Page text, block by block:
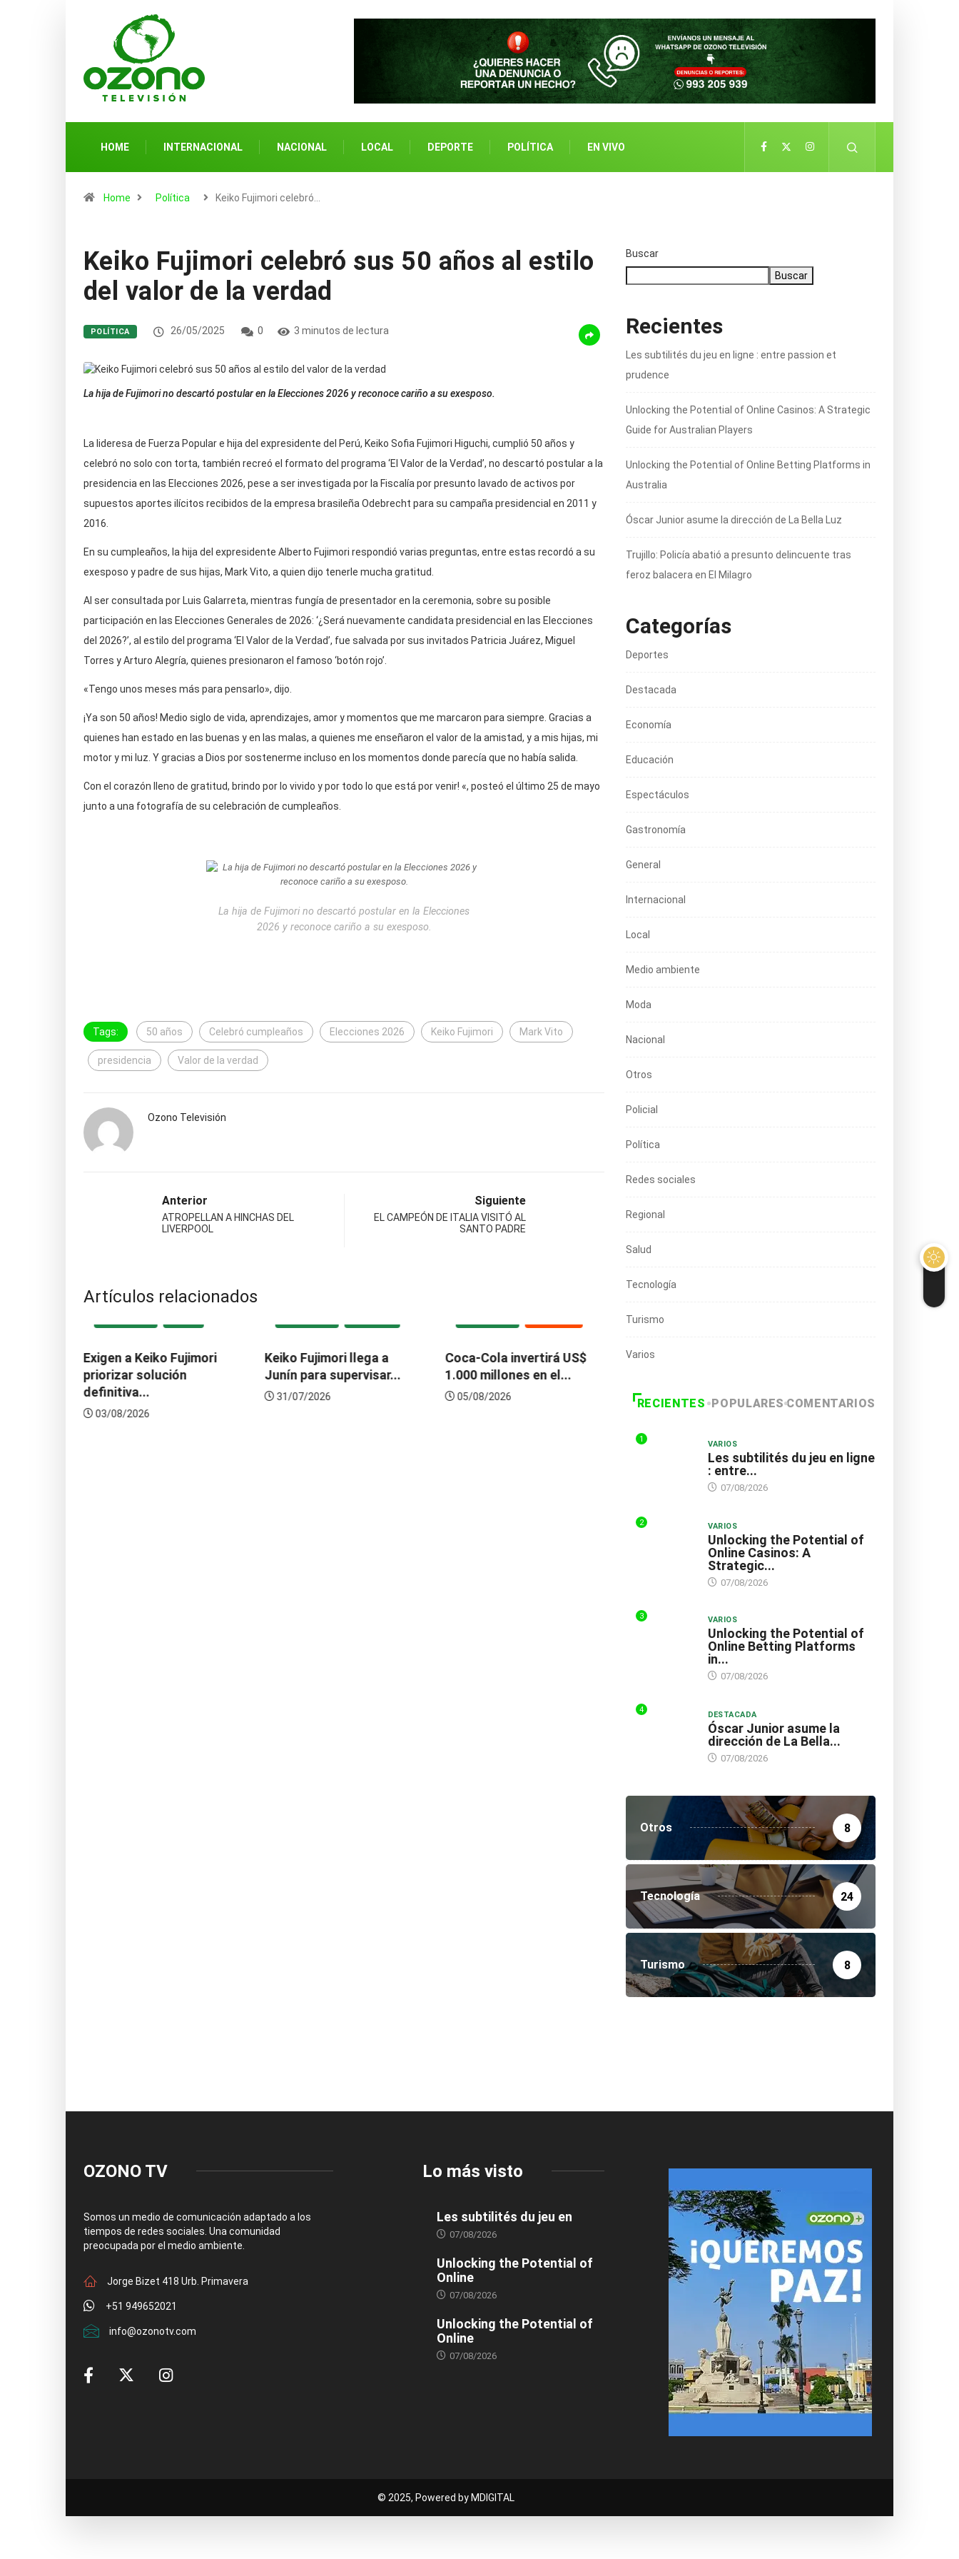
HOME INTERNACIONAL NACIONAL LOCAL DEPORTE POLÍTICA EN VIVO
Home Política Keiko Fujimori celebró…
Keiko Fujimori celebró sus 50 años al estilo
del valor de la verdad
POLÍTICA 26/05/2025 0 3 minutos de lectura
La hija de Fujimori no descartó postular en la Elecciones 2026 y reconoce cariño a su exesposo.
La lideresa de Fuerza Popular e hija del expresidente del Perú, Keiko Sofia Fujimori Higuchi, cumplió 50 años y
celebró no solo con torta, también recreó el formato del programa ‘El Valor de la Verdad’, no descartó postular a la
presidencia en las Elecciones 2026, pese a ser investigada por la Fiscalía por presunto lavado de activos por
supuestos aportes ilícitos recibidos de la empresa brasileña Odebrecht para su campaña presidencial en 2011 y
2016.
En su cumpleaños, la hija del expresidente Alberto Fujimori respondió varias preguntas, entre estas recordó a su
exesposo y padre de sus hijas, Mark Vito, a quien dijo tenerle mucha gratitud.
Al ser consultada por Luis Galarreta, mientras fungía de presentador en la ceremonia, sobre su posible
participación en las Elecciones Generales de 2026: ‘¿Será nuevamente candidata presidencial en las Elecciones
del 2026?’, al estilo del programa ‘El Valor de la Verdad’, fue salvada por sus invitados Patricia Juárez, Miguel
Torres y Arturo Alegría, quienes presionaron el famoso ‘botón rojo’.
«Tengo unos meses más para pensarlo», dijo.
¡Ya son 50 años! Medio siglo de vida, aprendizajes, amor y momentos que me marcaron para siempre. Gracias a
quienes han estado en las buenas y en las malas, a quienes me enseñaron el valor de la amistad, y a mis hijas, mi
motor y mi luz. Y gracias a Dios por sostenerme incluso en los momentos donde parecía que no había salida.
Con el corazón lleno de gratitud, brindo por lo vivido y por todo lo que está por venir! «, posteó el último 25 de mayo
junto a una fotografía de su celebración de cumpleaños.
La hija de Fujimori no descartó postular en la Elecciones
2026 y reconoce cariño a su exesposo.
Tags: 50 años Celebró cumpleaños Elecciones 2026 Keiko Fujimori Mark Vito
presidencia Valor de la verdad
Ozono Televisión
Anterior
ATROPELLAN A HINCHAS DEL
LIVERPOOL
Siguiente
EL CAMPEÓN DE ITALIA VISITÓ AL
SANTO PADRE
Artículos relacionados
Exigen a Keiko Fujimori
priorizar solución
definitiva...
03/08/2026
Keiko Fujimori llega a
Junín para supervisar...
31/07/2026
Coca-Cola invertirá US$
1.000 millones en el...
05/08/2026
DESTACADA
Exigen a Keiko Fujimori
definitiva...
31/07/2026
Buscar
Buscar
Recientes
Les subtilités du jeu en ligne : entre passion et
prudence
Unlocking the Potential of Online Casinos: A Strategic
Guide for Australian Players
Unlocking the Potential of Online Betting Platforms in
Australia
Óscar Junior asume la dirección de La Bella Luz
Trujillo: Policía abatió a presunto delincuente tras
feroz balacera en El Milagro
Categorías
Deportes
Destacada
Economía
Educación
Espectáculos
Gastronomía
General
Internacional
Local
Medio ambiente
Moda
Nacional
Otros
Policial
Política
Redes sociales
Regional
Salud
Tecnología
Turismo
Varios
RECIENTES POPULARESCOMENTARIOS
1
VARIOS
Les subtilités du jeu en ligne
: entre...
07/08/2026
2 VARIOS
Unlocking the Potential of
Online Casinos: A
Strategic...
07/08/2026
3 VARIOS
Unlocking the Potential of
Online Betting Platforms
in...
07/08/2026
4
DESTACADA
Óscar Junior asume la
dirección de La Bella...
07/08/2026
Otros 8
Tecnología 24
Turismo 8
OZONO TV
Somos un medio de comunicación adaptado a los
tiempos de redes sociales. Una comunidad
preocupada por el medio ambiente.
Jorge Bizet 418 Urb. Primavera
+51 949652021
info@ozonotv.com
Lo más visto
Les subtilités du jeu en
07/08/2026
Unlocking the Potential of
Online
07/08/2026
Unlocking the Potential of
Online
07/08/2026
© 2025, Powered by MDIGITAL